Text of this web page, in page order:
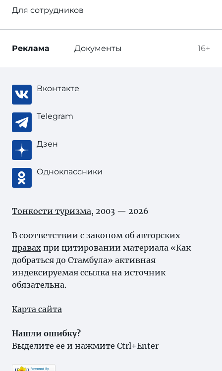
Для сотрудников
16+
Реклама Документы
Вконтакте
Telegram
Дзен
Одноклассники
Тонкости туризма, 2003 — 2026
В соответствии с законом об авторских
правах при цитировании материала «Как
добраться до Стамбула» активная
индексируемая ссылка на источник
обязательна.
Карта сайта
Нашли ошибку?
Выделите ее и нажмите Ctrl+Enter